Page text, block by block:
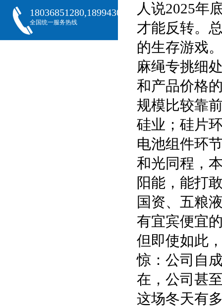
18036851280,18994301288,18068407382
全国统一服务热线
人说2025年
才能反转。
的生存游戏
麻绳专挑细
和产品价格
规模比较靠
硅业；硅片
电池组件环
和光同程，
阳能，能打
国资、五粮
有宜宾便宜
但即使如此
惊：公司自
在，公司甚
这场冬天有